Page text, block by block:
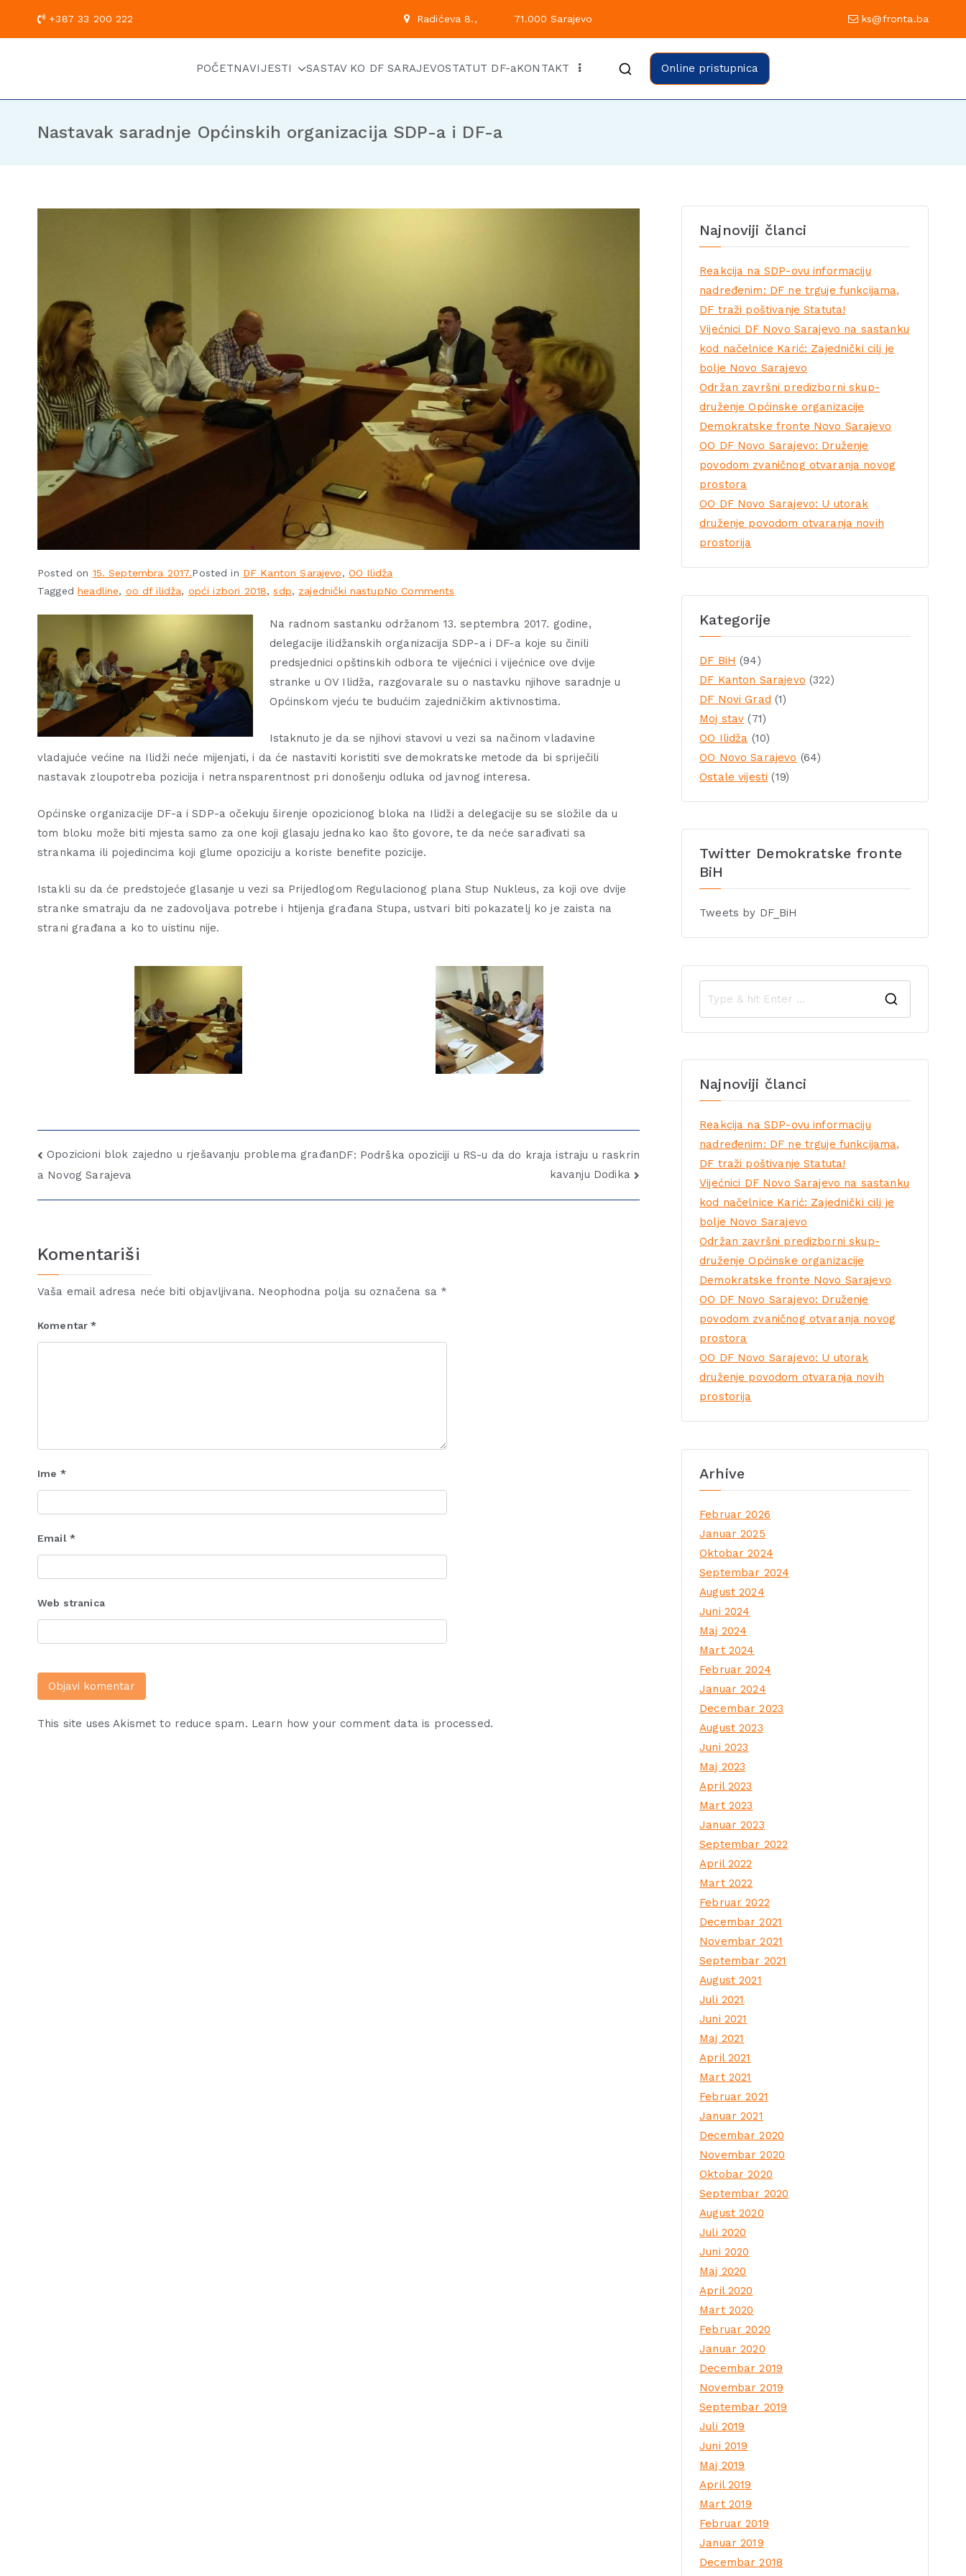
+387 33 200 222 Radićeva 8., 71.000 Sarajevo ks@fronta.ba
Kantonalni odbor Demokratske fronte Sarajevo
Službena stranica KO DF Sarajevo
POČETNAVIJESTI SASTAV KO DF SARAJEVOSTATUT DF-aKONTAKT Online pristupnica
Nastavak saradnje Općinskih organizacija SDP-a i DF-a
Posted on 15. Septembra 2017.Posted in DF Kanton Sarajevo, OO Ilidža
Taggedheadline, oo df ilidža, opći izbori 2018,sdp, zajednički nastupNo Comments
Na radnom sastanku održanom 13. septembra 2017. godine,
delegacije ilidžanskih organizacija SDP-a i DF-a koje su činili
predsjednici opštinskih odbora te vijećnici i vijećnice ove dvije
stranke u OV Ilidža, razgovarale su o nastavku njihove saradnje u
Općinskom vjeću te budućim zajedničkim aktivnostima.
Istaknuto je da se njihovi stavovi u vezi sa načinom vladavine
vladajuće većine na Ilidži neće mijenjati, i da će nastaviti koristiti sve demokratske metode da bi spriječili
nastavak zloupotreba pozicija i netransparentnost pri donošenju odluka od javnog interesa.
Općinske organizacije DF-a i SDP-a očekuju širenje opozicionog bloka na Ilidži a delegacije su se složile da u
tom bloku može biti mjesta samo za one koji glasaju jednako kao što govore, te da neće sarađivati sa
strankama ili pojedincima koji glume opoziciju a koriste benefite pozicije.
Istakli su da će predstojeće glasanje u vezi sa Prijedlogom Regulacionog plana Stup Nukleus, za koji ove dvije
stranke smatraju da ne zadovoljava potrebe i htijenja građana Stupa, ustvari biti pokazatelj ko je zaista na
strani građana a ko to uistinu nije.
Opozicioni blok zajedno u rješavanju problema građan
a Novog Sarajeva
DF: Podrška opoziciji u RS-u da do kraja istraju u raskrin
kavanju Dodika
Komentariši
Vaša email adresa neće biti objavljivana. Neophodna polja su označena sa *
Komentar*
Ime *
Email *
Web stranica
This site uses Akismet to reduce spam. Learn how your comment data is processed.
Najnoviji članci
Reakcija na SDP-ovu informaciju
nadređenim: DF ne trguje funkcijama,
DF traži poštivanje Statuta!
Vijećnici DF Novo Sarajevo na sastanku
kod načelnice Karić: Zajednički cilj je
bolje Novo Sarajevo
Održan završni predizborni skup-
druženje Općinske organizacije
Demokratske fronte Novo Sarajevo
OO DF Novo Sarajevo: Druženje
povodom zvaničnog otvaranja novog
prostora
OO DF Novo Sarajevo: U utorak
druženje povodom otvaranja novih
prostorija
Kategorije
DF BiH (94)
DF Kanton Sarajevo (322)
DF Novi Grad (1)
Moj stav (71)
OO Ilidža (10)
OO Novo Sarajevo (64)
Ostale vijesti (19)
Twitter Demokratske fronte
BiH
Tweets by DF_BiH
Najnoviji članci
Reakcija na SDP-ovu informaciju
nadređenim: DF ne trguje funkcijama,
DF traži poštivanje Statuta!
Vijećnici DF Novo Sarajevo na sastanku
kod načelnice Karić: Zajednički cilj je
bolje Novo Sarajevo
Održan završni predizborni skup-
druženje Općinske organizacije
Demokratske fronte Novo Sarajevo
OO DF Novo Sarajevo: Druženje
povodom zvaničnog otvaranja novog
prostora
OO DF Novo Sarajevo: U utorak
druženje povodom otvaranja novih
prostorija
Arhive
Februar 2026
Januar 2025
Oktobar 2024
Septembar 2024
August 2024
Juni 2024
Maj 2024
Mart 2024
Februar 2024
Januar 2024
Decembar 2023
August 2023
Juni 2023
Maj 2023
April 2023
Mart 2023
Januar 2023
Septembar 2022
April 2022
Mart 2022
Februar 2022
Decembar 2021
Novembar 2021
Septembar 2021
August 2021
Juli 2021
Juni 2021
Maj 2021
April 2021
Mart 2021
Februar 2021
Januar 2021
Decembar 2020
Novembar 2020
Oktobar 2020
Septembar 2020
August 2020
Juli 2020
Juni 2020
Maj 2020
April 2020
Mart 2020
Februar 2020
Januar 2020
Decembar 2019
Novembar 2019
Septembar 2019
Juli 2019
Juni 2019
Maj 2019
April 2019
Mart 2019
Februar 2019
Januar 2019
Decembar 2018